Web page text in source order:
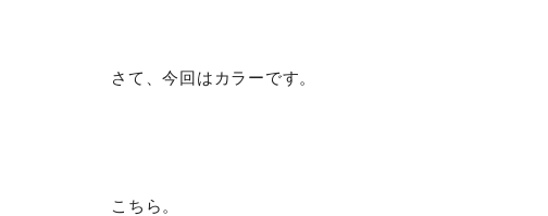
さて、今回はカラーです。
こちら。